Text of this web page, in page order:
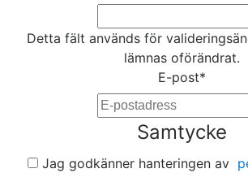
Detta fält används för
lämnas oförändrat.
E-post*
Samtycke
Jag godkänner hanteringen av